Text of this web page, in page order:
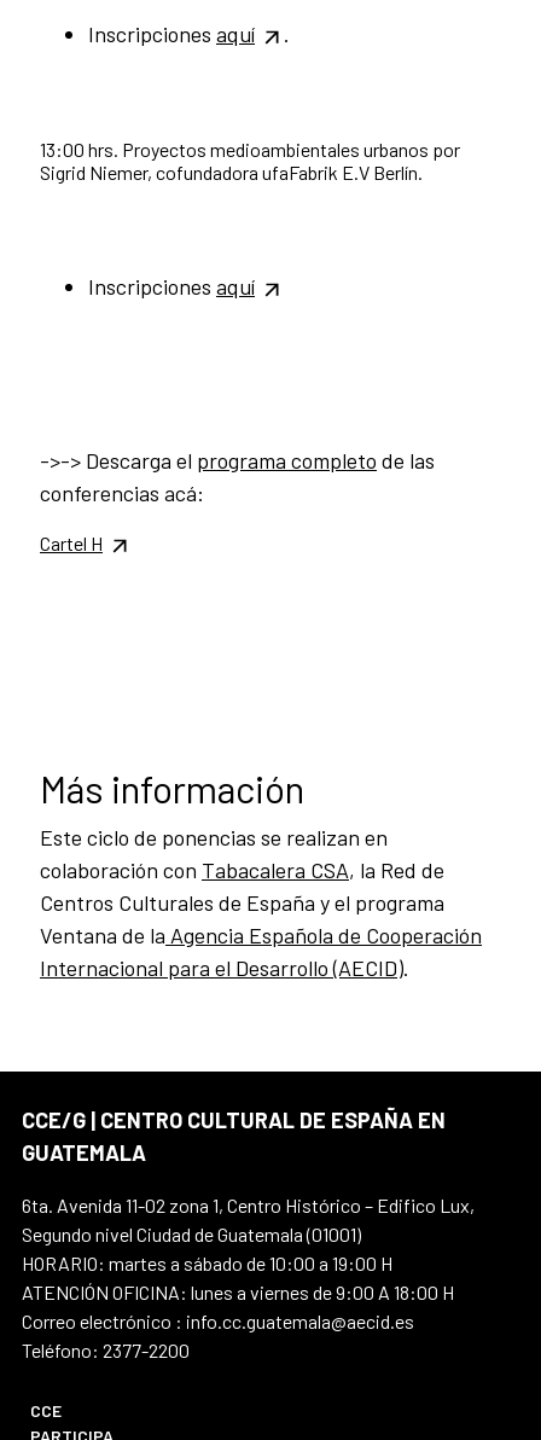
Inscripciones aquí .
13:00 hrs. Proyectos medioambientales urbanos por
Sigrid Niemer, cofundadora ufaFabrik E.V Berlín.
Inscripciones aquí
->-> Descarga el programa completo de las
conferencias acá:
Cartel H
Más información
Este ciclo de ponencias se realizan en
colaboración con Tabacalera CSA, la Red de
Centros Culturales de España y el programa
Ventana de la Agencia Española de Cooperación
Internacional para el Desarrollo (AECID).
CCE/G | CENTRO CULTURAL DE ESPAÑA EN
GUATEMALA
6ta. Avenida 11-02 zona 1, Centro Histórico – Edifico Lux,
Segundo nivel Ciudad de Guatemala (01001)
HORARIO: martes a sábado de 10:00 a 19:00 H
ATENCIÓN OFICINA: lunes a viernes de 9:00 A 18:00 H
Correo electrónico : info.cc.guatemala@aecid.es
Teléfono: 2377-2200
CCE